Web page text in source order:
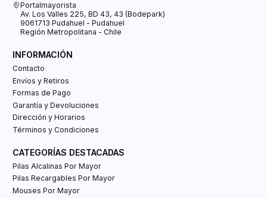
Portalmayorista
Av. Los Valles 225, BD 43, 43 (Bodepark)
9061713 Pudahuel - Pudahuel
Región Metropolitana - Chile
INFORMACIÓN
Contacto
Envíos y Retiros
Formas de Pago
Garantía y Devoluciones
Dirección y Horarios
Términos y Condiciones
CATEGORÍAS DESTACADAS
Pilas Alcalinas Por Mayor
Pilas Recargables Por Mayor
Mouses Por Mayor